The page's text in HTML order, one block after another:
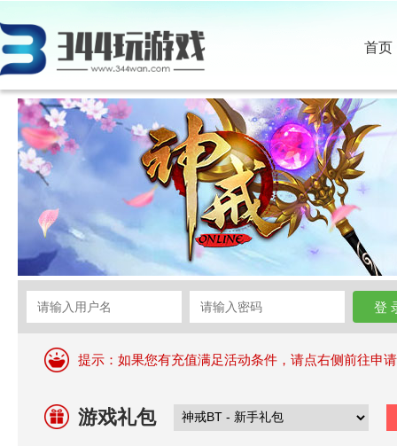
首页
提示：如果您有充值满足活动条件，请点右侧前往申
游戏礼包